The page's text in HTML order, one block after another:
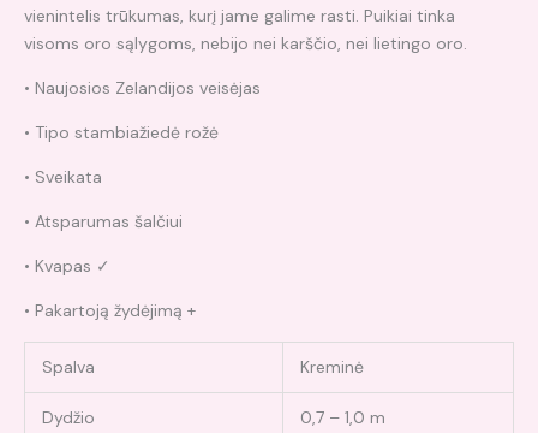
vienintelis trūkumas, kurį jame galime rasti. Puikiai tinka
visoms oro sąlygoms, nebijo nei karščio, nei lietingo oro.
• Naujosios Zelandijos veisėjas
• Tipo stambiažiedė rožė
• Sveikata
• Atsparumas šalčiui
• Kvapas ✓
• Pakartoją žydėjimą +
Spalva Kreminė
Dydžio 0,7 – 1,0 m